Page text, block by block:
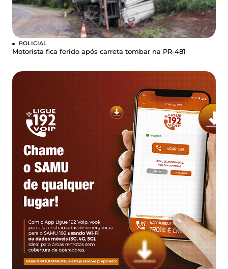
POLICIAL
Motorista fica ferido após carreta tombar na PR-481